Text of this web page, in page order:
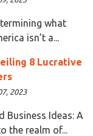
what
isn’t a...
8 Lucrative
2023
Business Ideas: A
the realm of...